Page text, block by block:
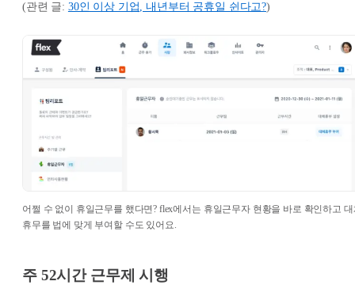
(관련 글: 30인 이상 기업, 내년부터 공휴일 쉰다고?)
어쩔 수 없이 휴일근무를 했다면? flex에서는 휴일근무자 현황을 바로 확인하고 대
휴무를 법에 맞게 부여할 수도 있어요.
주 52시간 근무제 시행